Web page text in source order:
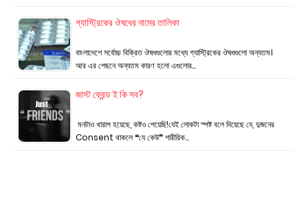
গ্যাস্ট্রিকের ঔষধের নামের তালিকা
বাংলাদেশে সর্বোচ্চ বিক্রিত ঔষধগুলোর মধ্যে গ্যাস্ট্রিকের ঔষধগুলো অন্যতম।
আর এর পেছনে অন্যতম কারণ হলো এগুলোর…
জাস্ট ফ্রেন্ড ই কি সব?
মনটাও খারাপ হয়েছে, কষ্টও পেয়েছি!যেই লোকটা স্পষ্ট বলে দিয়েছে যে, দুজনের
Consent থাকলে ❝যে কেউ❞ শারীরিক…